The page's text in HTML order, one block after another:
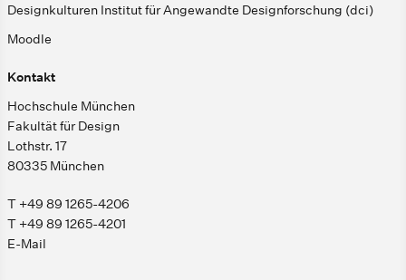
Designkulturen Institut für Angewandte Designforschung (dci)
Moodle
Kontakt
Hochschule München
Fakultät für Design
Lothstr. 17
80335 München
T +49 89 1265-4206
T +49 89 1265-4201
E-Mail